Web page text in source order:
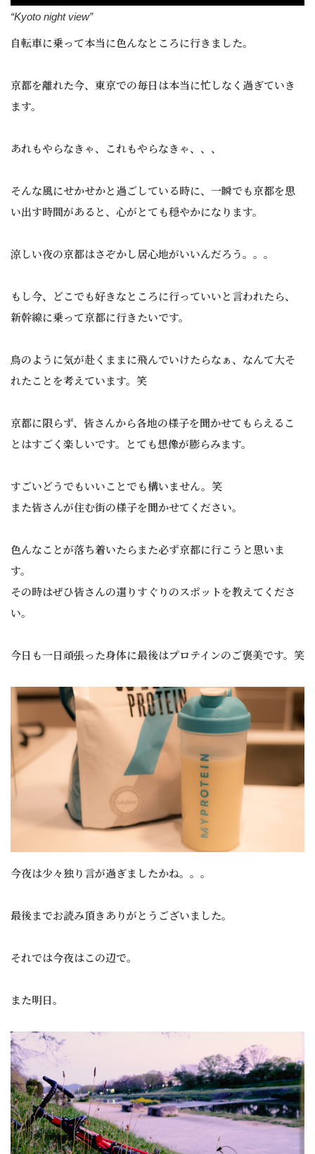
“Kyoto night view”
自転車に乗って本当に色んなところに行きました。
京都を離れた今、東京での毎日は本当に忙しなく過ぎていき
ます。
あれもやらなきゃ、これもやらなきゃ、、、
そんな風にせかせかと過ごしている時に、一瞬でも京都を思
い出す時間があると、心がとても穏やかになります。
涼しい夜の京都はさぞかし居心地がいいんだろう。。。
もし今、どこでも好きなところに行っていいと言われたら、
新幹線に乗って京都に行きたいです。
鳥のように気が赴くままに飛んでいけたらなぁ、なんて大そ
れたことを考えています。笑
京都に限らず、皆さんから各地の様子を聞かせてもらえるこ
とはすごく楽しいです。とても想像が膨らみます。
すごいどうでもいいことでも構いません。笑
また皆さんが住む街の様子を聞かせてください。
色んなことが落ち着いたらまた必ず京都に行こうと思いま
す。
その時はぜひ皆さんの選りすぐりのスポットを教えてくださ
い。
今日も一日頑張った身体に最後はプロテインのご褒美です。笑
今夜は少々独り言が過ぎましたかね。。。
最後までお読み頂きありがとうございました。
それでは今夜はこの辺で。
また明日。